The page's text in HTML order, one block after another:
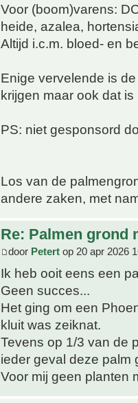
Voor (boom)varens:
heide, azalea,
Altijd i.c.m. bloed- en
Enige vervelende is
krijgen maar ook dat
PS: niet gesponsord
Los van de
andere zaken, met
Re: Palmen grond
door Petert op 20 apr 2026
Ik heb ooit eens een
Geen succes...
Het ging om een
kluit was zeiknat.
Tevens op 1/3 van de
ieder geval deze palm
Voor mij geen planten